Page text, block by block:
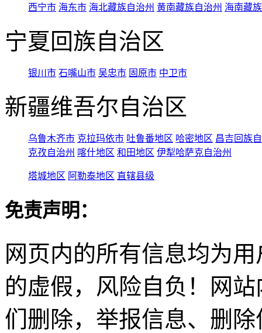
西宁市 海东市 海北藏族自治州 黄南藏族自治州 海南藏
宁夏回族自治区
银川市 石嘴山市 吴忠市 固原市 中卫市
新疆维吾尔自治区
乌鲁木齐市 克拉玛依市 吐鲁番地区 哈密地区 昌吉回族
克孜自治州 喀什地区 和田地区 伊犁哈萨克自治州
塔城地区 阿勒泰地区 直辖县级
免责声明：
网页内的所有信息均为
的虚假，风险自负！网
们删除，举报信息、删